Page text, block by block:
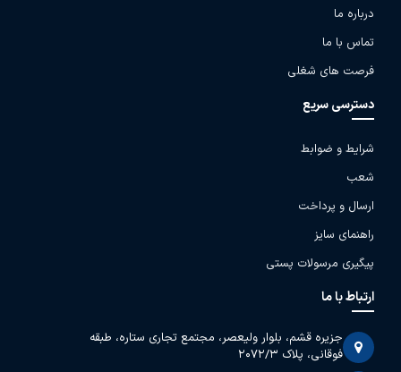
درباره ما
تماس با ما
فرصت های شغلی
دسترسی سریع
شرایط و ضوابط
شعب
ارسال و پرداخت
راهنمای سایز
پیگیری مرسولات پستی
ارتباط با ما
جزیره قشم، بلوار ولیعصر، مجتمع تجاری ستاره، طبقه
فوقانی، پلاک 2072/3